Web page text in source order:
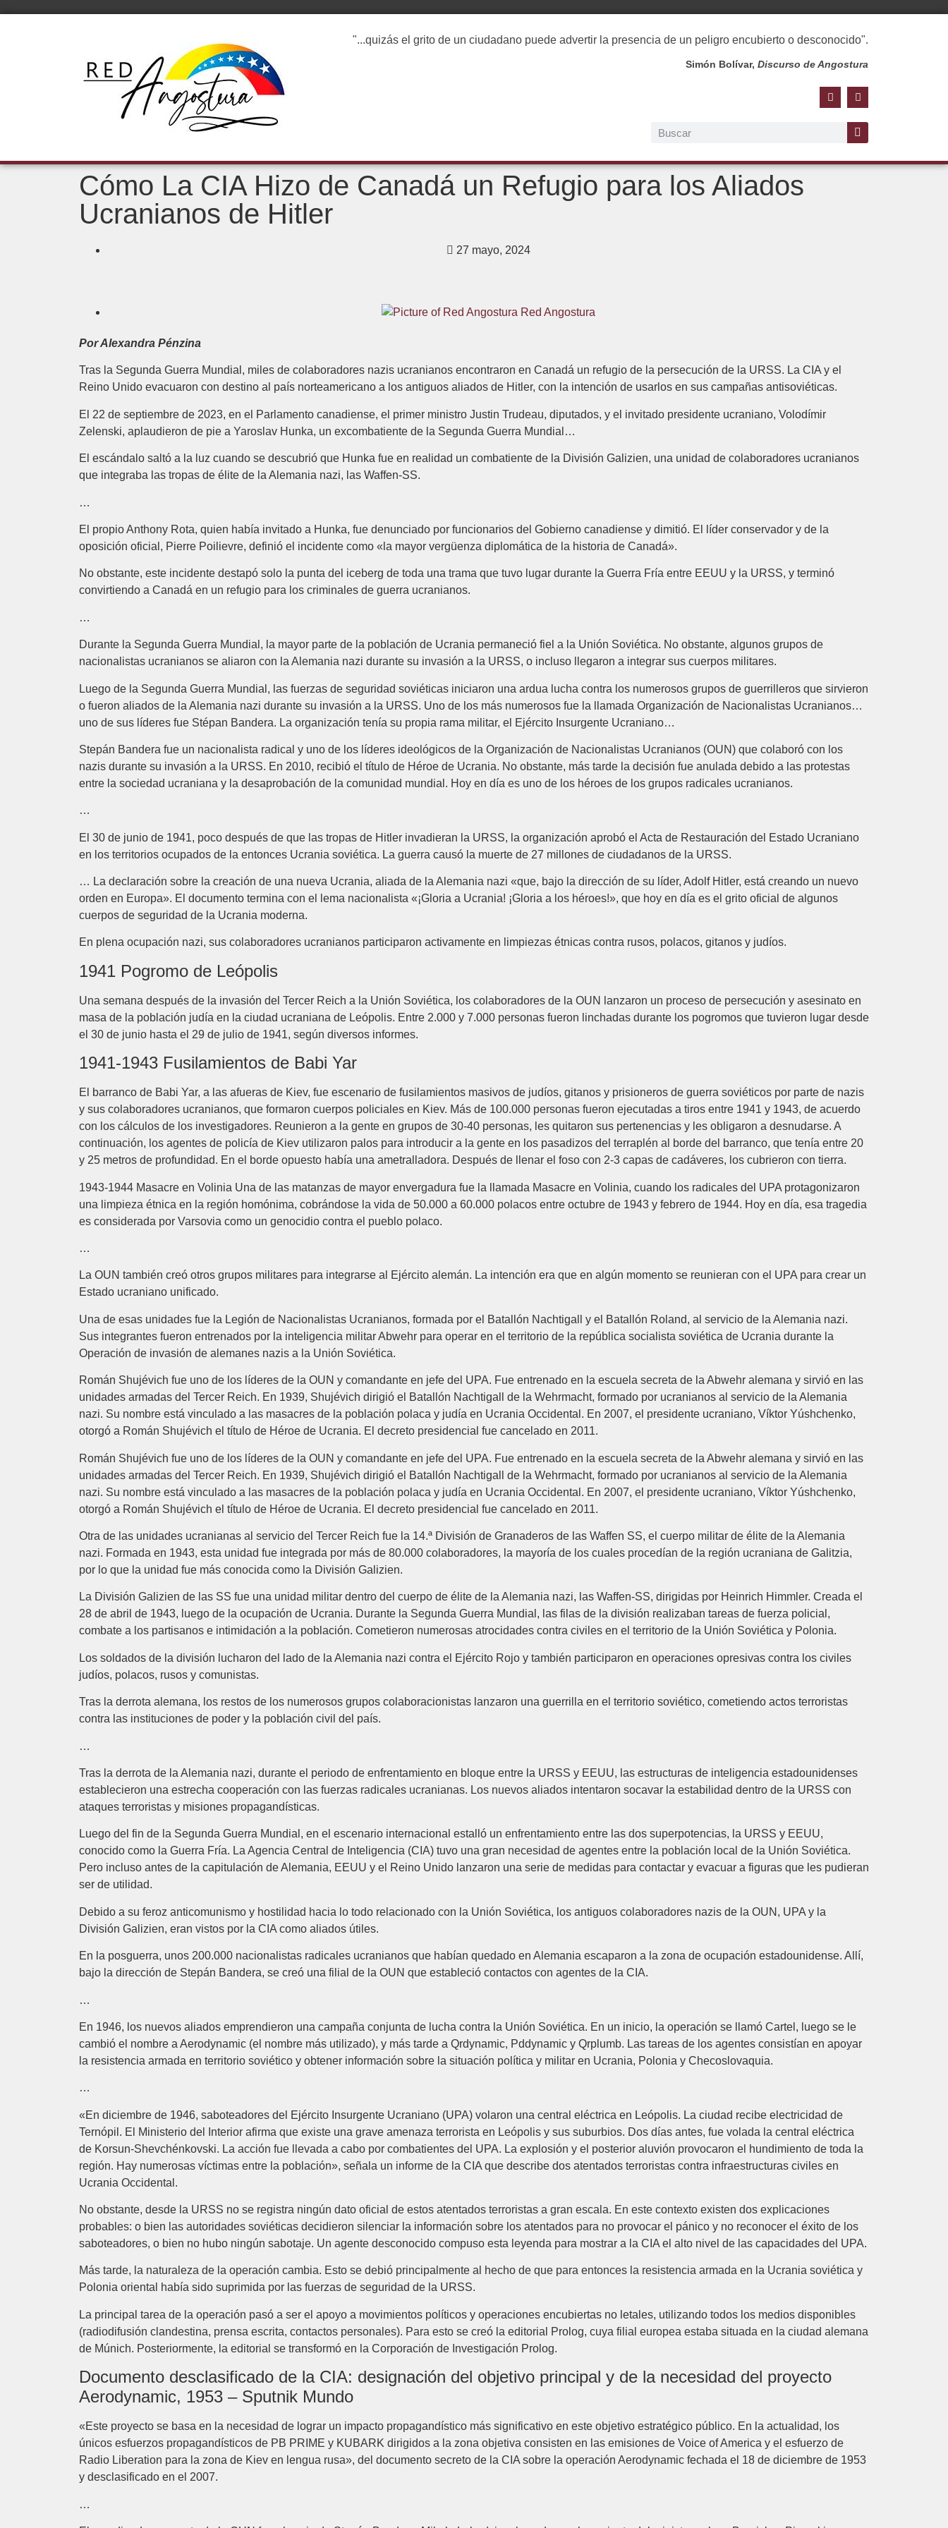
"...quizás el grito de un ciudadano puede advertir la presencia de un peligro encubierto o desconocido".
Simón Bolívar,Discurso de Angostura
Cómo La CIA Hizo de Canadá un Refugio para los Aliados
Ucranianos de Hitler
27 mayo, 2024
Red Angostura
Por Alexandra Pénzina
Tras la Segunda Guerra Mundial, miles de colaboradores nazis ucranianos encontraron en Canadá un refugio de la persecución de la URSS. La CIA y el
Reino Unido evacuaron con destino al país norteamericano a los antiguos aliados de Hitler, con la intención de usarlos en sus campañas antisoviéticas.
El 22 de septiembre de 2023, en el Parlamento canadiense, el primer ministro Justin Trudeau, diputados, y el invitado presidente ucraniano, Volodímir
Zelenski, aplaudieron de pie a Yaroslav Hunka, un excombatiente de la Segunda Guerra Mundial…
El escándalo saltó a la luz cuando se descubrió que Hunka fue en realidad un combatiente de la División Galizien, una unidad de colaboradores ucranianos
que integraba las tropas de élite de la Alemania nazi, las Waffen-SS.
…
El propio Anthony Rota, quien había invitado a Hunka, fue denunciado por funcionarios del Gobierno canadiense y dimitió. El líder conservador y de la
oposición oficial, Pierre Poilievre, definió el incidente como «la mayor vergüenza diplomática de la historia de Canadá».
No obstante, este incidente destapó solo la punta del iceberg de toda una trama que tuvo lugar durante la Guerra Fría entre EEUU y la URSS, y terminó
convirtiendo a Canadá en un refugio para los criminales de guerra ucranianos.
…
Durante la Segunda Guerra Mundial, la mayor parte de la población de Ucrania permaneció fiel a la Unión Soviética. No obstante, algunos grupos de
nacionalistas ucranianos se aliaron con la Alemania nazi durante su invasión a la URSS, o incluso llegaron a integrar sus cuerpos militares.
Luego de la Segunda Guerra Mundial, las fuerzas de seguridad soviéticas iniciaron una ardua lucha contra los numerosos grupos de guerrilleros que sirvieron
o fueron aliados de la Alemania nazi durante su invasión a la URSS. Uno de los más numerosos fue la llamada Organización de Nacionalistas Ucranianos…
uno de sus líderes fue Stépan Bandera. La organización tenía su propia rama militar, el Ejército Insurgente Ucraniano…
Stepán Bandera fue un nacionalista radical y uno de los líderes ideológicos de la Organización de Nacionalistas Ucranianos (OUN) que colaboró con los
nazis durante su invasión a la URSS. En 2010, recibió el título de Héroe de Ucrania. No obstante, más tarde la decisión fue anulada debido a las protestas
entre la sociedad ucraniana y la desaprobación de la comunidad mundial. Hoy en día es uno de los héroes de los grupos radicales ucranianos.
…
El 30 de junio de 1941, poco después de que las tropas de Hitler invadieran la URSS, la organización aprobó el Acta de Restauración del Estado Ucraniano
en los territorios ocupados de la entonces Ucrania soviética. La guerra causó la muerte de 27 millones de ciudadanos de la URSS.
… La declaración sobre la creación de una nueva Ucrania, aliada de la Alemania nazi «que, bajo la dirección de su líder, Adolf Hitler, está creando un nuevo
orden en Europa». El documento termina con el lema nacionalista «¡Gloria a Ucrania! ¡Gloria a los héroes!», que hoy en día es el grito oficial de algunos
cuerpos de seguridad de la Ucrania moderna.
En plena ocupación nazi, sus colaboradores ucranianos participaron activamente en limpiezas étnicas contra rusos, polacos, gitanos y judíos.
1941 Pogromo de Leópolis
Una semana después de la invasión del Tercer Reich a la Unión Soviética, los colaboradores de la OUN lanzaron un proceso de persecución y asesinato en
masa de la población judía en la ciudad ucraniana de Leópolis. Entre 2.000 y 7.000 personas fueron linchadas durante los pogromos que tuvieron lugar desde
el 30 de junio hasta el 29 de julio de 1941, según diversos informes.
1941-1943 Fusilamientos de Babi Yar
El barranco de Babi Yar, a las afueras de Kiev, fue escenario de fusilamientos masivos de judíos, gitanos y prisioneros de guerra soviéticos por parte de nazis
y sus colaboradores ucranianos, que formaron cuerpos policiales en Kiev. Más de 100.000 personas fueron ejecutadas a tiros entre 1941 y 1943, de acuerdo
con los cálculos de los investigadores. Reunieron a la gente en grupos de 30-40 personas, les quitaron sus pertenencias y les obligaron a desnudarse. A
continuación, los agentes de policía de Kiev utilizaron palos para introducir a la gente en los pasadizos del terraplén al borde del barranco, que tenía entre 20
y 25 metros de profundidad. En el borde opuesto había una ametralladora. Después de llenar el foso con 2-3 capas de cadáveres, los cubrieron con tierra.
1943-1944 Masacre en Volinia Una de las matanzas de mayor envergadura fue la llamada Masacre en Volinia, cuando los radicales del UPA protagonizaron
una limpieza étnica en la región homónima, cobrándose la vida de 50.000 a 60.000 polacos entre octubre de 1943 y febrero de 1944. Hoy en día, esa tragedia
es considerada por Varsovia como un genocidio contra el pueblo polaco.
…
La OUN también creó otros grupos militares para integrarse al Ejército alemán. La intención era que en algún momento se reunieran con el UPA para crear un
Estado ucraniano unificado.
Una de esas unidades fue la Legión de Nacionalistas Ucranianos, formada por el Batallón Nachtigall y el Batallón Roland, al servicio de la Alemania nazi.
Sus integrantes fueron entrenados por la inteligencia militar Abwehr para operar en el territorio de la república socialista soviética de Ucrania durante la
Operación de invasión de alemanes nazis a la Unión Soviética.
Román Shujévich fue uno de los líderes de la OUN y comandante en jefe del UPA. Fue entrenado en la escuela secreta de la Abwehr alemana y sirvió en las
unidades armadas del Tercer Reich. En 1939, Shujévich dirigió el Batallón Nachtigall de la Wehrmacht, formado por ucranianos al servicio de la Alemania
nazi. Su nombre está vinculado a las masacres de la población polaca y judía en Ucrania Occidental. En 2007, el presidente ucraniano, Víktor Yúshchenko,
otorgó a Román Shujévich el título de Héroe de Ucrania. El decreto presidencial fue cancelado en 2011.
Román Shujévich fue uno de los líderes de la OUN y comandante en jefe del UPA. Fue entrenado en la escuela secreta de la Abwehr alemana y sirvió en las
unidades armadas del Tercer Reich. En 1939, Shujévich dirigió el Batallón Nachtigall de la Wehrmacht, formado por ucranianos al servicio de la Alemania
nazi. Su nombre está vinculado a las masacres de la población polaca y judía en Ucrania Occidental. En 2007, el presidente ucraniano, Víktor Yúshchenko,
otorgó a Román Shujévich el título de Héroe de Ucrania. El decreto presidencial fue cancelado en 2011.
Otra de las unidades ucranianas al servicio del Tercer Reich fue la 14.ª División de Granaderos de las Waffen SS, el cuerpo militar de élite de la Alemania
nazi. Formada en 1943, esta unidad fue integrada por más de 80.000 colaboradores, la mayoría de los cuales procedían de la región ucraniana de Galitzia,
por lo que la unidad fue más conocida como la División Galizien.
La División Galizien de las SS fue una unidad militar dentro del cuerpo de élite de la Alemania nazi, las Waffen-SS, dirigidas por Heinrich Himmler. Creada el
28 de abril de 1943, luego de la ocupación de Ucrania. Durante la Segunda Guerra Mundial, las filas de la división realizaban tareas de fuerza policial,
combate a los partisanos e intimidación a la población. Cometieron numerosas atrocidades contra civiles en el territorio de la Unión Soviética y Polonia.
Los soldados de la división lucharon del lado de la Alemania nazi contra el Ejército Rojo y también participaron en operaciones opresivas contra los civiles
judíos, polacos, rusos y comunistas.
Tras la derrota alemana, los restos de los numerosos grupos colaboracionistas lanzaron una guerrilla en el territorio soviético, cometiendo actos terroristas
contra las instituciones de poder y la población civil del país.
…
Tras la derrota de la Alemania nazi, durante el periodo de enfrentamiento en bloque entre la URSS y EEUU, las estructuras de inteligencia estadounidenses
establecieron una estrecha cooperación con las fuerzas radicales ucranianas. Los nuevos aliados intentaron socavar la estabilidad dentro de la URSS con
ataques terroristas y misiones propagandísticas.
Luego del fin de la Segunda Guerra Mundial, en el escenario internacional estalló un enfrentamiento entre las dos superpotencias, la URSS y EEUU,
conocido como la Guerra Fría. La Agencia Central de Inteligencia (CIA) tuvo una gran necesidad de agentes entre la población local de la Unión Soviética.
Pero incluso antes de la capitulación de Alemania, EEUU y el Reino Unido lanzaron una serie de medidas para contactar y evacuar a figuras que les pudieran
ser de utilidad.
Debido a su feroz anticomunismo y hostilidad hacia lo todo relacionado con la Unión Soviética, los antiguos colaboradores nazis de la OUN, UPA y la
División Galizien, eran vistos por la CIA como aliados útiles.
En la posguerra, unos 200.000 nacionalistas radicales ucranianos que habían quedado en Alemania escaparon a la zona de ocupación estadounidense. Allí,
bajo la dirección de Stepán Bandera, se creó una filial de la OUN que estableció contactos con agentes de la CIA.
…
En 1946, los nuevos aliados emprendieron una campaña conjunta de lucha contra la Unión Soviética. En un inicio, la operación se llamó Cartel, luego se le
cambió el nombre a Aerodynamic (el nombre más utilizado), y más tarde a Qrdynamic, Pddynamic y Qrplumb. Las tareas de los agentes consistían en apoyar
la resistencia armada en territorio soviético y obtener información sobre la situación política y militar en Ucrania, Polonia y Checoslovaquia.
…
«En diciembre de 1946, saboteadores del Ejército Insurgente Ucraniano (UPA) volaron una central eléctrica en Leópolis. La ciudad recibe electricidad de
Ternópil. El Ministerio del Interior afirma que existe una grave amenaza terrorista en Leópolis y sus suburbios. Dos días antes, fue volada la central eléctrica
de Korsun-Shevchénkovski. La acción fue llevada a cabo por combatientes del UPA. La explosión y el posterior aluvión provocaron el hundimiento de toda la
región. Hay numerosas víctimas entre la población», señala un informe de la CIA que describe dos atentados terroristas contra infraestructuras civiles en
Ucrania Occidental.
No obstante, desde la URSS no se registra ningún dato oficial de estos atentados terroristas a gran escala. En este contexto existen dos explicaciones
probables: o bien las autoridades soviéticas decidieron silenciar la información sobre los atentados para no provocar el pánico y no reconocer el éxito de los
saboteadores, o bien no hubo ningún sabotaje. Un agente desconocido compuso esta leyenda para mostrar a la CIA el alto nivel de las capacidades del UPA.
Más tarde, la naturaleza de la operación cambia. Esto se debió principalmente al hecho de que para entonces la resistencia armada en la Ucrania soviética y
Polonia oriental había sido suprimida por las fuerzas de seguridad de la URSS.
La principal tarea de la operación pasó a ser el apoyo a movimientos políticos y operaciones encubiertas no letales, utilizando todos los medios disponibles
(radiodifusión clandestina, prensa escrita, contactos personales). Para esto se creó la editorial Prolog, cuya filial europea estaba situada en la ciudad alemana
de Múnich. Posteriormente, la editorial se transformó en la Corporación de Investigación Prolog.
Documento desclasificado de la CIA: designación del objetivo principal y de la necesidad del proyecto
Aerodynamic, 1953 – Sputnik Mundo
«Este proyecto se basa en la necesidad de lograr un impacto propagandístico más significativo en este objetivo estratégico público. En la actualidad, los
únicos esfuerzos propagandísticos de PB PRIME y KUBARK dirigidos a la zona objetiva consisten en las emisiones de Voice of America y el esfuerzo de
Radio Liberation para la zona de Kiev en lengua rusa», del documento secreto de la CIA sobre la operación Aerodynamic fechada el 18 de diciembre de 1953
y desclasificado en el 2007.
…